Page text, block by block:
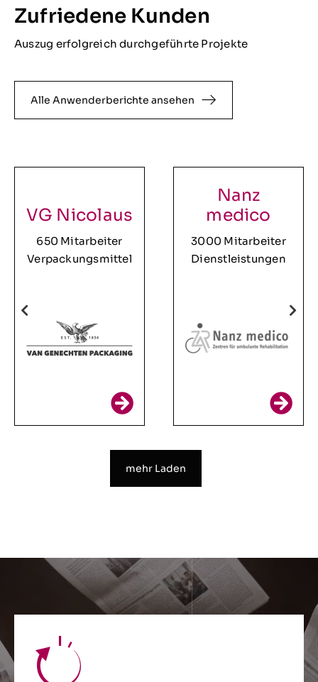
Zufriedene Kunden
Auszug erfolgreich durchgeführte Projekte
Alle Anwenderberichte ansehen
VG Nicolaus
650 Mitarbeiter
Verpackungsmittel
Nanz
medico
3000 Mitarbeiter
Dienstleistungen
mehr Laden